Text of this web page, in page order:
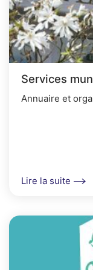
Services
Annuaire et
Lire la suite